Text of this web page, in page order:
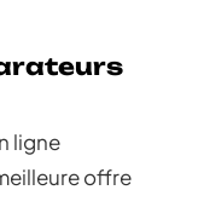
ligne
offre